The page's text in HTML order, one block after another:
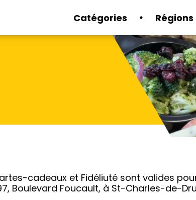
Catégories Régions
cadeaux et Fidéliuté sont valides
Boulevard Foucault, à St-Charles-de-